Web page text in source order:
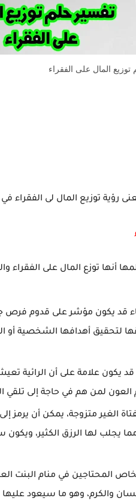
المال على الفقراء
رؤية توزيع المال لى الفقراء في
أنها توزع المال على الفقراء
قد يكون مؤشر على قدوم فرص
لتحقيق أهدافها الشخصية
يكون علامة على أن الرائية
لمن هم في حاجة إلى تلقي
الغير متزوجة، يمكن أن يرمز
يجلب لها الرزق الكثير،
المحتاجين في منام البنت
والكرم، وهو ما سيعود